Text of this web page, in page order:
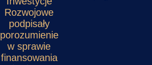
Rozwojowe
podpisały
porozumienie
w sprawie
finansowania